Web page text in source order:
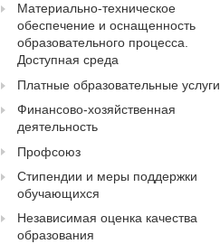
Материально-техническое
обеспечение и оснащенность
образовательного процесса.
Доступная среда
Платные образовательные услуги
Финансово-хозяйственная
деятельность
Профсоюз
Стипендии и меры поддержки
обучающихся
Независимая оценка качества
образования